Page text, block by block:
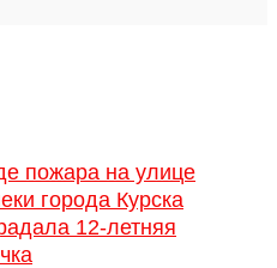
пожара на улице
города Курска
12-летняя